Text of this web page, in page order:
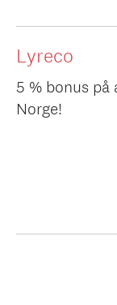
Lyreco
5 % bonus
Norge!